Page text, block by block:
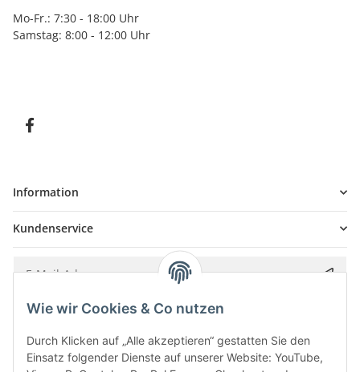
Mo-Fr.: 7:30 - 18:00 Uhr
Samstag: 8:00 - 12:00 Uhr
Information
Kundenservice
Bitte senden Sie mir entsprechend IhrerDatenschutzerklärung
Wie wir Cookies & Co nutzen
Durch Klicken auf „Alle akzeptieren“ gestatten Sie den
Einsatz folgender Dienste auf unserer Website: YouTube,